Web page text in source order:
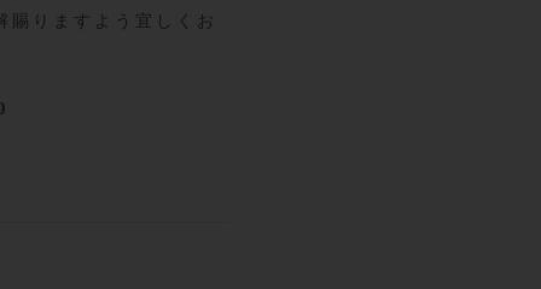
賜りますよう宜しくお